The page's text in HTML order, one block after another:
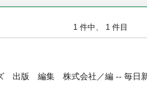
1 件中、 1 件目
出版 編集 株式会社／編 -- 毎日